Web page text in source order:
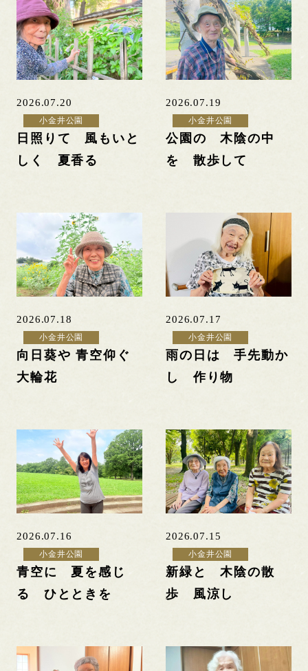
2026.07.20
小金井公園
日照りて 風もいと
しく 夏香る
2026.07.19
小金井公園
公園の 木陰の中
を 散歩して
2026.07.18
小金井公園
向日葵や 青空仰ぐ
大輪花
2026.07.17
小金井公園
雨の日は 手先動か
し 作り物
2026.07.16
小金井公園
青空に 夏を感じ
る ひとときを
2026.07.15
小金井公園
新緑と 木陰の散
歩 風涼し